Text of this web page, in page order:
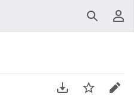
Buscar
Descarregar en
Vigilar